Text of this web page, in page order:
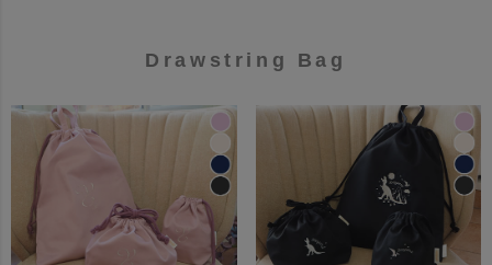
Drawstring Bag